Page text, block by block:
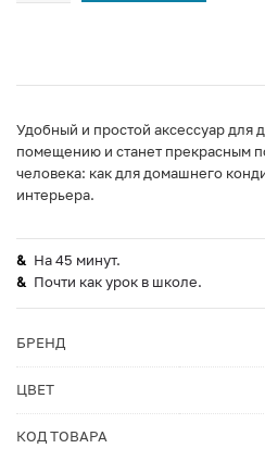
Удобный и простой аксессуар для
помещению и станет прекрасным
человека: как для домашнего
интерьера.
На 45 минут.
Почти как урок в школе.
БРЕНД
ЦВЕТ
КОД ТОВАРА